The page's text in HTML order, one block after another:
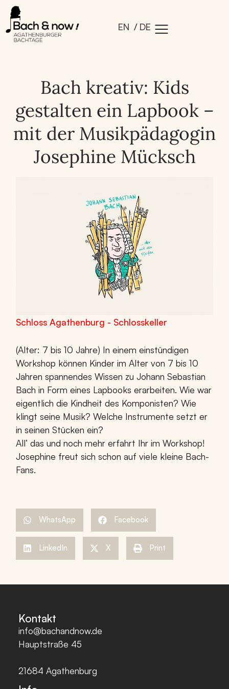
EN DE
Bach kreativ: Kids
gestalten ein Lapbook –
mit der Musikpädagogin
Josephine Mücksch
Schloss Agathenburg - Schlosskeller
(Alter: 7 bis 10 Jahre) In einem einstündigen
Workshop können Kinder im Alter von 7 bis 10
Jahren spannendes Wissen zu Johann Sebastian
Bach in Form eines Lapbooks erarbeiten. Wie war
eigentlich die Kindheit des Komponisten? Wie
klingt seine Musik? Welche Instrumente setzt er
in seinen Stücken ein?
All‘ das und noch mehr erfahrt Ihr im Workshop!
Josephine freut sich schon auf viele kleine Bach-
Fans.
WhatsApp Facebook
LinkedIn X Print
Kontakt
info@bachandnow.de
Hauptstraße 45
21684 Agathenburg